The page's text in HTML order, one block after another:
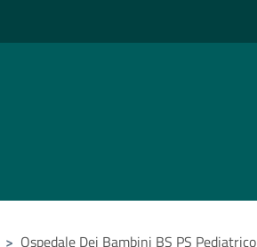
> Ospedale Dei Bambini BS PS Pediatrico